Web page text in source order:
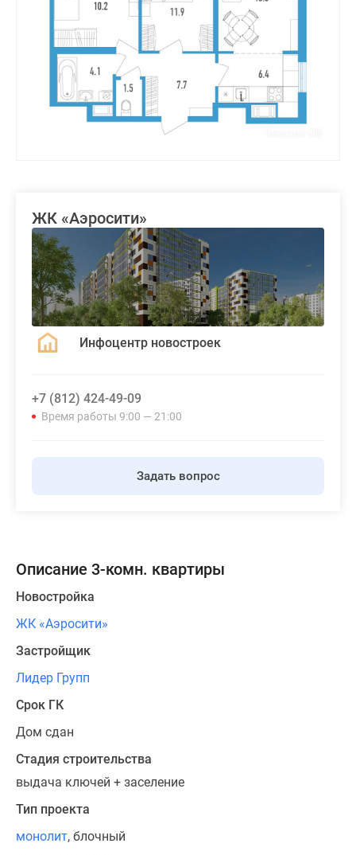
ЖК «Аэросити»
Инфоцентр новостроек
+7 (812) 424-49-09
Время работы 9:00 — 21:00
Задать вопрос
Описание 3-комн. квартиры
Новостройка
ЖК «Аэросити»
Застройщик
Лидер Групп
Срок ГК
Дом сдан
Стадия строительства
выдача ключей + заселение
Тип проекта
монолит, блочный